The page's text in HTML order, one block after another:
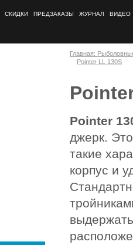
СКИДКИ ПРЕДЗАКАЗЫ ЖУРНАЛ ВИДЕО
Главная:
Pointer LL 130S
Pointer
джерк.
такие
корпус и